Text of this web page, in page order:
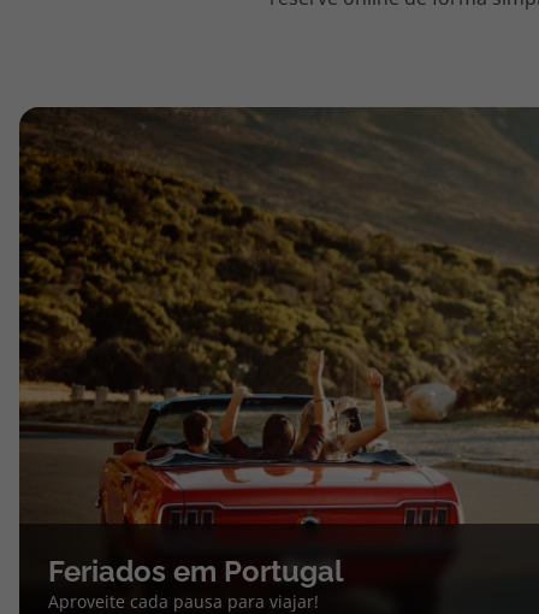
topatlantico@topatlantico.com
Feriados em Portugal
Aproveite cada pausa para viajar!